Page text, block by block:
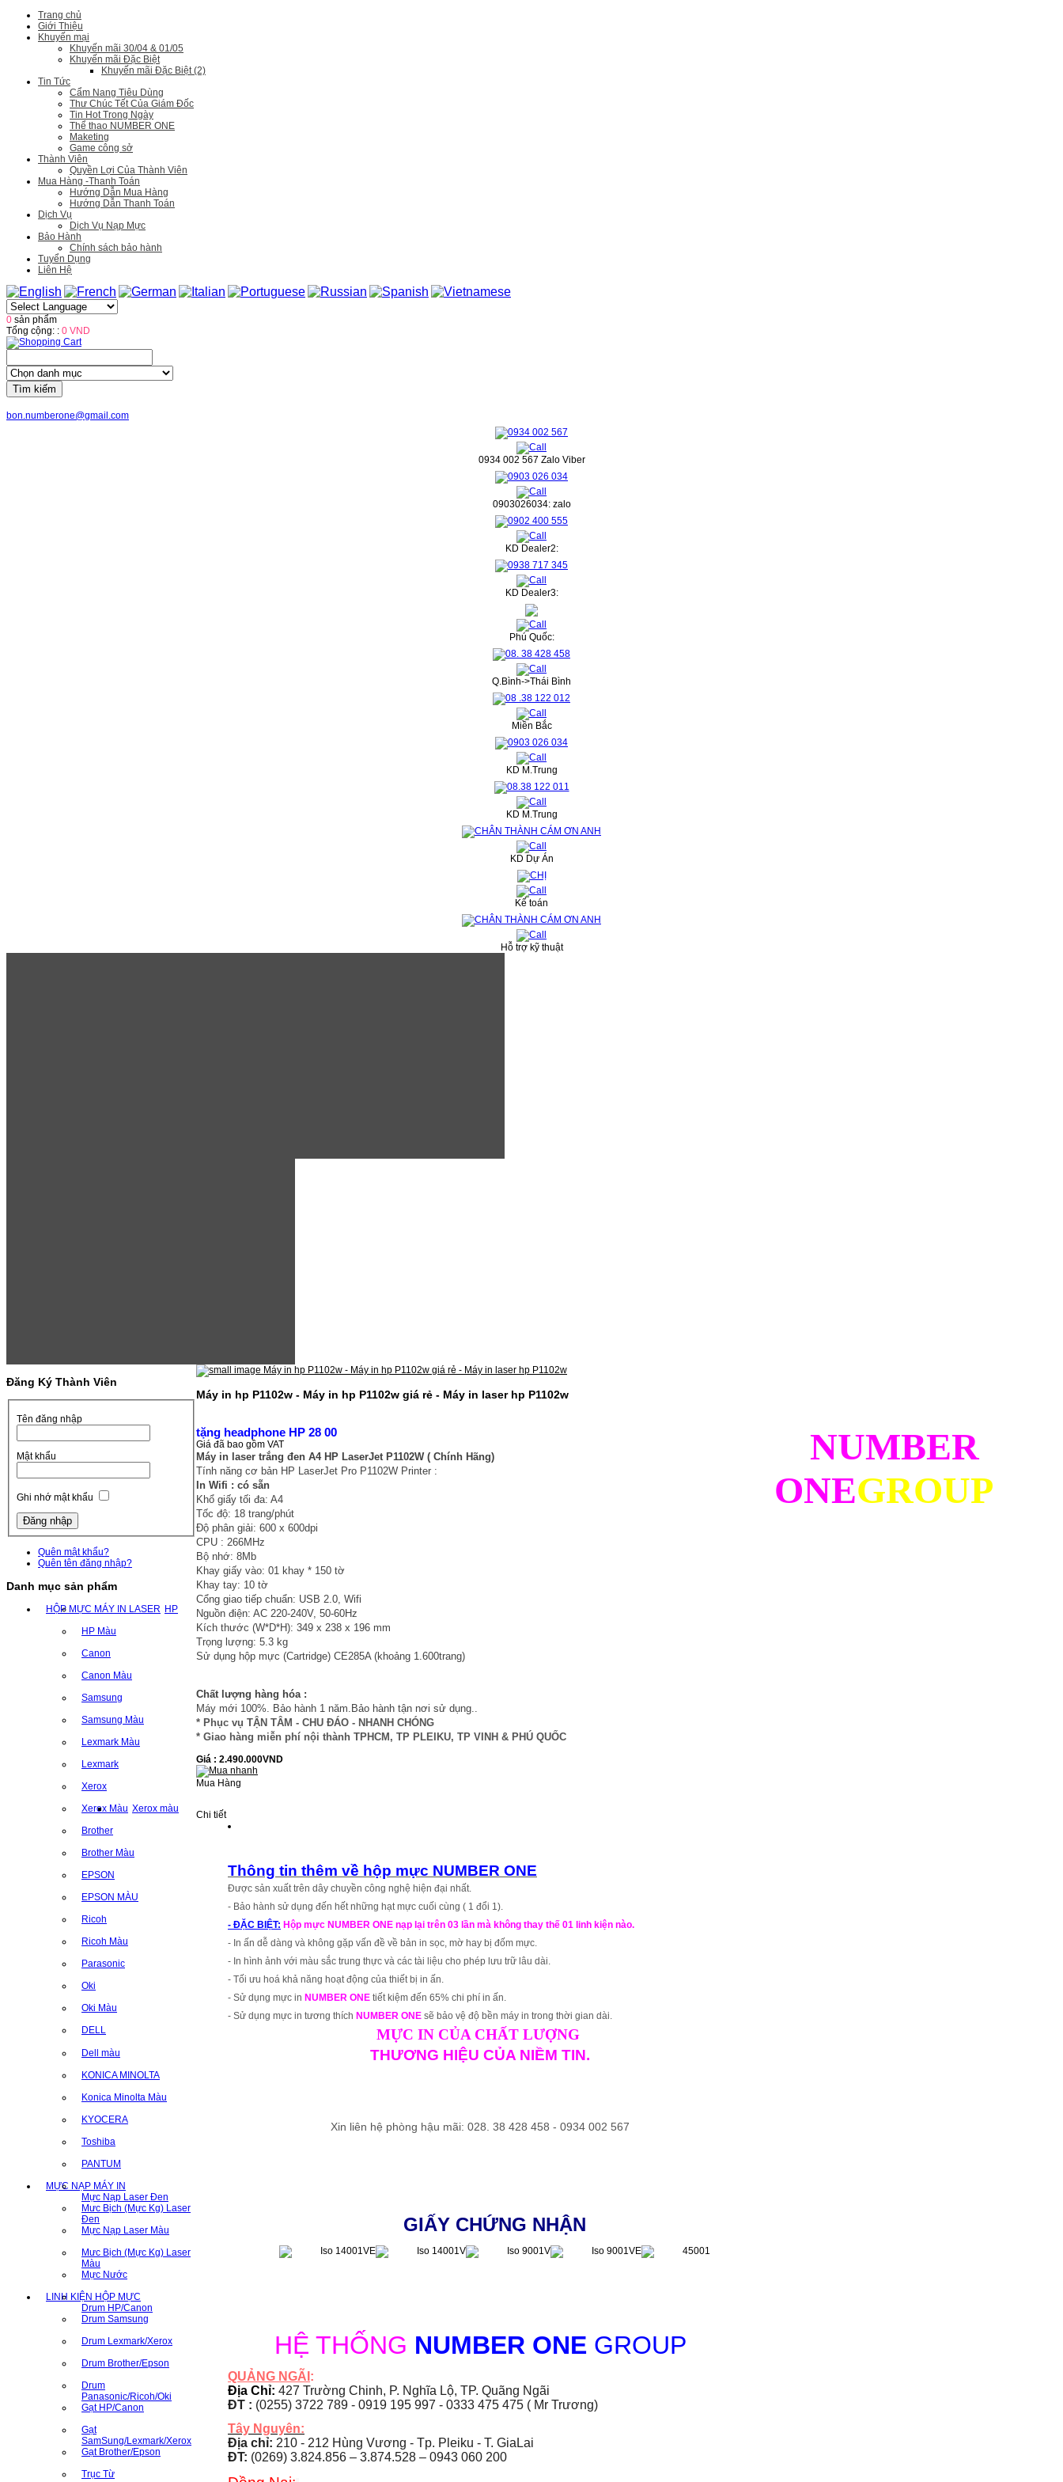
Trang chủ
Giới Thiệu
Khuyến mại
Khuyến mãi 30/04 & 01/05
Khuyến mãi Đặc Biệt
Khuyến mãi Đặc Biệt (2)
Tin Tức
Cẩm Nang Tiêu Dùng
Thư Chúc Tết Của Giám Đốc
Tin Hot Trong Ngày
Thể thao NUMBER ONE
Maketing
Game công sở
Thành Viên
Quyền Lợi Của Thành Viên
Mua Hàng -Thanh Toán
Hướng Dẫn Mua Hàng
Hướng Dẫn Thanh Toán
Dịch Vụ
Dịch Vụ Nạp Mực
Bảo Hành
Chính sách bảo hành
Tuyển Dụng
Liên Hệ
0 sản phẩm
Tổng cộng: : 0 VND
Tìm kiếm
bon.numberone@gmail.com
0934 002 567 Zalo Viber
0903026034: zalo
KD Dealer2:
KD Dealer3:
Phú Quốc:
Q.Bình->Thái Bình
Miền Bắc
KD M.Trung
KD M.Trung
KD Dự Án
Kế toán
Hỗ trợ kỹ thuật
Đăng Ký Thành Viên
Tên đăng nhập
Mật khẩu
Ghi nhớ mật khẩu
Quên mật khẩu?
Quên tên đăng nhập?
Danh mục sản phẩm
HỘP MỰC MÁY IN LASER HP
HP Màu
Canon
Canon Màu
Samsung
Samsung Màu
Lexmark Màu
Lexmark
Xerox
Xerox Màu Xerox màu
Brother
Brother Màu
EPSON
EPSON MÀU
Ricoh
Ricoh Màu
Parasonic
Oki
Oki Màu
DELL
Dell màu
KONICA MINOLTA
Konica Minolta Màu
KYOCERA
Toshiba
PANTUM
MỰC NẠP MÁY IN
Mực Nạp Laser Đen
Mưc Bịch (Mực Kg) Laser
Đen
Mực Nạp Laser Màu
Mưc Bịch (Mực Kg) Laser
Màu
Mực Nước
LINH KIỆN HỘP MỰC
Drum HP/Canon
Drum Samsung
Drum Lexmark/Xerox
Drum Brother/Epson
Drum
Panasonic/Ricoh/Oki
Gạt HP/Canon
Gạt
SamSung/Lexmark/Xerox
Gạt Brother/Epson
Trục Từ
Máy in hp P1102w - Máy in hp P1102w giá rẻ - Máy in laser hp P1102w
tặng headphone HP 28 00
Giá đã bao gồm VAT
Máy in laser trắng đen A4 HP LaserJet P1102W ( Chính Hãng)
Tính năng cơ bản HP LaserJet Pro P1102W Printer :
In Wifi : có sẵn
Khổ giấy tối đa: A4
Tốc độ: 18 trang/phút
Độ phân giải: 600 x 600dpi
CPU : 266MHz
Bộ nhớ: 8Mb
Khay giấy vào: 01 khay * 150 tờ
Khay tay: 10 tờ
Cổng giao tiếp chuẩn: USB 2.0, Wifi
Nguồn điện: AC 220-240V, 50-60Hz
Kích thước (W*D*H): 349 x 238 x 196 mm
Trọng lượng: 5.3 kg
Sử dụng hộp mực (Cartridge) CE285A (khoảng 1.600trang)
Chất lượng hàng hóa :
Máy mới 100%. Bảo hành 1 năm.Bảo hành tận nơi sử dụng..
* Phục vụ TẬN TÂM - CHU ĐÁO - NHANH CHÓNG
* Giao hàng miễn phí nội thành TPHCM, TP PLEIKU, TP VINH & PHÚ QUỐC
Giá : 2.490.000VND
Mua Hàng
Chi tiết
Thông tin thêm về hộp mực NUMBER ONE
Được sản xuất trên dây chuyền công nghệ hiện đại nhất.
- Bảo hành sử dụng đến hết những hạt mực cuối cùng ( 1 đổi 1).
- ĐẶC BIỆT: Hộp mực NUMBER ONE nạp lại trên 03 lần mà không thay thế 01 linh kiện nào.
- In ấn dễ dàng và không gặp vấn đề về bản in sọc, mờ hay bị đốm mực.
- In hình ảnh với màu sắc trung thực và các tài liệu cho phép lưu trữ lâu dài.
- Tối ưu hoá khả năng hoạt động của thiết bị in ấn.
- Sử dụng mực in NUMBER ONE tiết kiệm đến 65% chi phí in ấn.
- Sử dụng mực in tương thích NUMBER ONE sẽ bảo vệ độ bền máy in trong thời gian dài.
MỰC IN CỦA CHẤT LƯỢNG
THƯƠNG HIỆU CỦA NIỀM TIN.
Xin liên hệ phòng hậu mãi: 028. 38 428 458 - 0934 002 567
GIẤY CHỨNG NHẬN
HỆ THỐNG NUMBER ONE GROUP
QUẢNG NGÃI :
Địa Chỉ: 427 Trường Chinh, P. Nghĩa Lộ, TP. Quãng Ngãi
ĐT : (0255) 3722 789 - 0919 195 997 - 0333 475 475 ( Mr Trương)
Tây Nguyên:
Địa chỉ: 210 - 212 Hùng Vương - Tp. Pleiku - T. GiaLai
ĐT: (0269) 3.824.856 – 3.874.528 – 0943 060 200
NUMBER
ONEGROUP